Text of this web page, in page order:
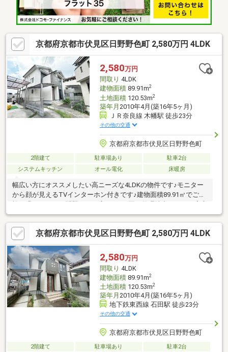
京都府京都市伏見区日野野色町 2,580万円 4LDK
2,580万円
間取り 4LDK
建物面積89.91m2
土地面積120.53m2
築年月 2010年4月(築16年5ヶ月)
ＪＲ奈良線 木幡駅 徒歩23分
その他の交通
京都府京都市伏見区日野野色町
2階建て 駐車場あり
駐車2台
システムキッチン
オール電化 床暖房
幅広い方にオススメしたい高ニーズな4LDKの物件です♪モニター
から顔が見えるTVインターホン付きです♪建物面積89.91㎡でご家
で使いやすい道路です♪子供が汚しても大丈夫、ご家族にオススメ
の中古の戸建て物件で新しい暮らしを♪手洗いや歯磨きに必要な洗
面台も備え付けられています♪IHクッキングヒーターを設置してい
る物件です(*^^*)
京都府京都市伏見区日野野色町 2,580万円 4LDK
2,580万円
間取り 4LDK
建物面積89.91m2
土地面積120.53m2
築年月 2010年4月(築16年5ヶ月)
地下鉄東西線 石田駅 徒歩23分
その他の交通
京都府京都市伏見区日野野色町
2階建て 駐車場あり
駐車2台